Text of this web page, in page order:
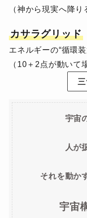
（神から現実へ降り
カサラグリッド
エネルギーの“循環装
（10＋2点が動いて
宇宙
人が
それを動か
宇宙